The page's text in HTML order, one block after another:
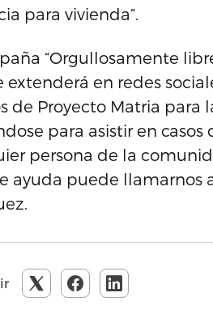
para vivienda”.
“Orgullosamente
extenderá en redes
de Proyecto Matria para
para asistir en
persona de la
ayuda puede llamarnos